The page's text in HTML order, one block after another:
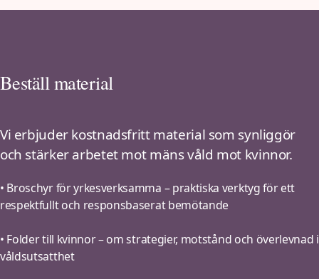
Beställ material
Vi erbjuder kostnadsfritt material som synliggör
och stärker arbetet mot mäns våld mot kvinnor.
• Broschyr för yrkesverksamma – praktiska verktyg för ett
respektfullt och responsbaserat bemötande
• Folder till kvinnor – om strategier, motstånd och överlevnad i
våldsutsatthet